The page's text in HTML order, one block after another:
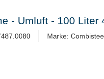
- Umluft - 100 Liter
Marke: